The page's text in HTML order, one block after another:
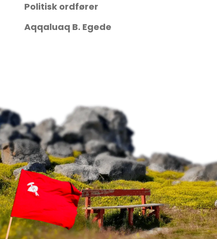
Politisk ordfører
Aqqaluaq B. Egede